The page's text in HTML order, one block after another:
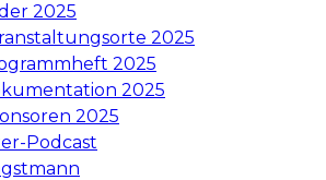
2025
2025
2025
2025
2025
Podcast